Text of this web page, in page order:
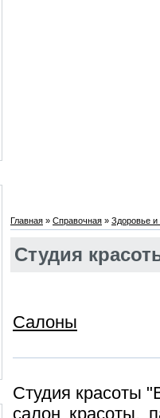
Главная » Справочная » Здоровье и
Студия
Салоны
Студия красоты
салон красоты,